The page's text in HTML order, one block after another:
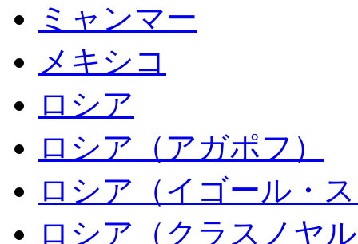
ミャンマー
メキシコ
ロシア
ロシア（アガポフ）
ロシア（イゴール・
ロシア（クラスノヤ